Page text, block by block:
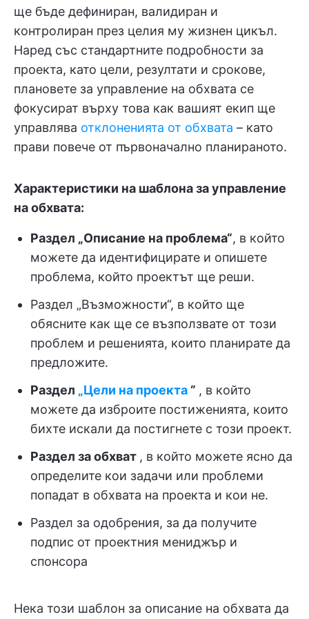
ще бъде дефиниран, валидиран и
контролиран през целия му жизнен цикъл.
Наред със стандартните подробности за
проекта, като цели, резултати и срокове,
плановете за управление на обхвата се
фокусират върху това как вашият екип ще
управлява отклоненията от обхвата – като
прави повече от първоначално планираното.
Характеристики на шаблона за управление
на обхвата:
Раздел „Описание на проблема“, в който
можете да идентифицирате и опишете
проблема, който проектът ще реши.
Раздел „Възможности“, в който ще
обясните как ще се възползвате от този
проблем и решенията, които планирате да
предложите.
Раздел „Цели на проекта “ , в който
можете да изброите постиженията, които
бихте искали да постигнете с този проект.
Раздел за обхват , в който можете ясно да
определите кои задачи или проблеми
попадат в обхвата на проекта и кои не.
Раздел за одобрения, за да получите
подпис от проектния мениджър и
спонсора
Нека този шаблон за описание на обхвата да